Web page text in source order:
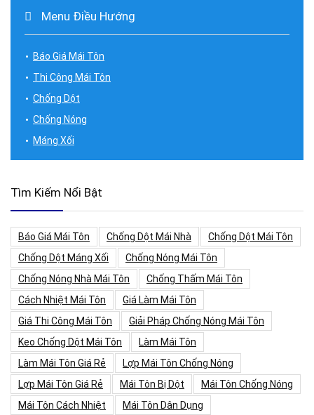
Menu Điều Hướng
Báo Giá Mái Tôn
Thi Công Mái Tôn
Chống Dột
Chống Nóng
Máng Xối
Tìm Kiếm Nổi Bật
Báo Giá Mái Tôn Chống Dột Mái Nhà
Chống Dột Mái Tôn
Chống Dột Máng Xối
Chống Nóng Mái Tôn
Chống Nóng Nhà Mái Tôn
Chống Thấm Mái Tôn
Cách Nhiệt Mái Tôn
Giá Làm Mái Tôn
Giá Thi Công Mái Tôn
Giải Pháp Chống Nóng Mái Tôn
Keo Chống Dột Mái Tôn
Làm Mái Tôn
Làm Mái Tôn Giá Rẻ
Lợp Mái Tôn Chống Nóng
Lợp Mái Tôn Giá Rẻ
Mái Tôn Bị Dột
Mái Tôn Chống Nóng
Mái Tôn Cách Nhiệt
Mái Tôn Dân Dụng